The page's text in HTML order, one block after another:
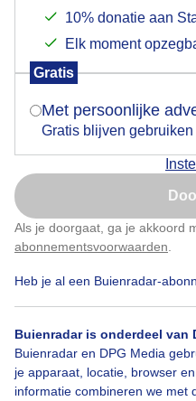
10% donatie aan
Elk moment
Gratis
Met persoonlijke
Gratis blijven gebruiken
Als je doorgaat, ga je akkoord
abonnementsvoorwaarden
Heb je al een Buienradar-
Buienradar is onderdeel van
Buienradar en DPG Media
je apparaat, locatie, browser
informatie combineren we met
Een mooie herfstdag
Door: Paul Hermans Gemaakt:
verschijnt er zo een
Is goed,
Nu niet,
Klik hierom